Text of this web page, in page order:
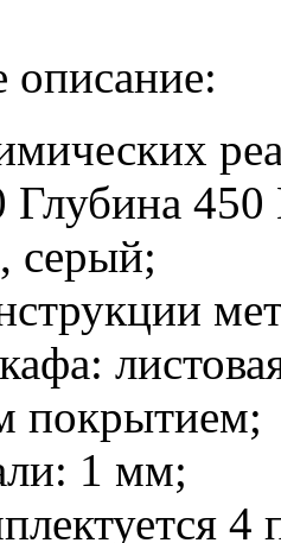
описание:
450
серый;
покрытием;
1 мм;
4